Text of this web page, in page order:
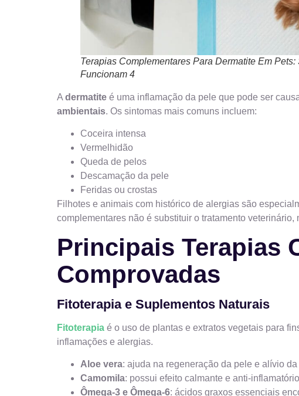
Terapias Complementares Para Dermatite Em
Funcionam 4
A dermatite é uma inflamação da pele que pode ser
ambientais. Os sintomas mais comuns incluem:
Coceira intensa
Vermelhidão
Queda de pelos
Descamação da pele
Feridas ou crostas
Filhotes e animais com histórico de alergias são
complementares não é substituir o tratamento
Principais Terapias
Comprovadas
Fitoterapia e Suplementos Naturais
Fitoterapia é o uso de plantas e extratos vegetais para
inflamações e alergias.
Aloe vera: ajuda na regeneração da pele e alívio da
Camomila: possui efeito calmante e anti-
Ômega-3 e Ômega-6: ácidos graxos essenciais